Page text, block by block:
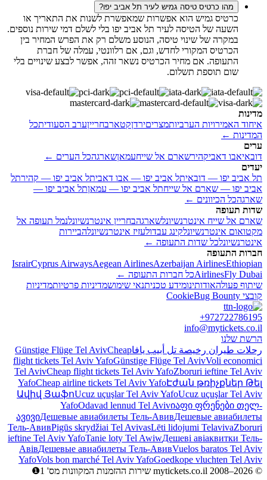
מהו כרטיס טיסה גמיש לעיר תל אביב יפו?
כרטיס גמיש הוא אפשרות שמאפשרת לשנות את התאריך או
השעה של הטיסה לעיר תל אביב יפו בלי לשלם דמי שירות נוספים.
במקרה של שינוי טיסה, הנוסע משלם רק את הפרש המחיר בין
הכרטיס המקורי לחדש, וגם, אם רלוונטי, עמלה של חברת
התעופה. אם מחיר הכרטיס נשאר זהה, אפשר לבצע שינויים בלי
שום תוספת תשלום.
מדינות
איחוד האמירויות הערביותמצריםירדןקטארבחרייןערב הסעודיתכל
המדינות ←
ערים
דובאיאבו דאביקהירשארם אל שייחעמאןשארגהכל הערים ←
יעדים
תל אביב יפו — דובאיתל אביב יפו — אבו דאביתל אביב יפו — קהירתל
אביב יפו — שארם אל שייחתל אביב יפו — עמאןתל אביב יפו —
שארגהכל הכיוונים ←
שדות תעופה
שארם אל שייח אינטרנשיונלשארגהבחריין אינטרנשיונלנמל תעופה אל
מקטואום אינטרנשיונלקינג עבדולעזיז אינטרנשיונלהביירות
אינטרנשיונלכל שדות התעופה ←
חברות התעופה
IsrairCyprus AirwaysAegean AirlinesAzerbaijan AirlinesEthiopian
AirlinesFly Dubai
כל חברות התעופה ←
שיתוף פעולהאודותינומידע טכניתנאי שימושמדיניות פרטיותמדיניות
קובצי Cookie Bug Bounty
+972722786195
info@mytickets.co.il
הרשת שלנו
رحلات طيران رخيصة تل أبيب يافا
Günstige Flüge Tel AvivCheap
flight tickets Tel Aviv YafoGünstige Flüge Tel AvivVoli economici
Tel AvivCheap flight tickets Tel Aviv YafoZboruri ieftine Tel Aviv
YafoCheap airline tickets Tel Aviv YafoԷժան թռիչքներ Թել
Ավիվ ՅաֆոUcuz uçuşlar Tel Aviv YafoUcuz uçuşlar Tel Aviv
YafoOdavad lennud Tel Avivიაფი ფრენები თელ-
ავივიДешевые авиабилеты Тель-АвивДешевые авиабилеты
Тель-АвивPigūs skrydžiai Tel AvivasLēti lidojumi TelavivaZboruri
ieftine Tel Aviv YafoTanie loty Tel AwiwДешеві авіаквитки Тель-
АвівДешевые авиабилеты Тель-АвивVuelos baratos Tel Aviv
YafoVols bon marché Tel Aviv YafoGoedkope vluchten Tel Aviv
© mytickets.co.il 2008–2026 שירות ההזמנות המקוונות מס' 1❶